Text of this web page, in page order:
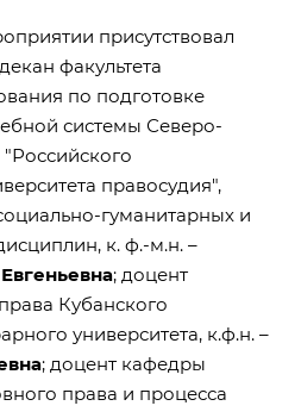
присутствовал
факультета
по подготовке
системы Северо-
правосудия",
гуманитарных и
к. ф.-м.н. –
; доцент
Кубанского
университета, к.ф.н. –
; доцент кафедры
права и процесса